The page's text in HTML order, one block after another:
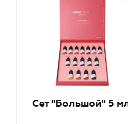
Сет "Большой" 5